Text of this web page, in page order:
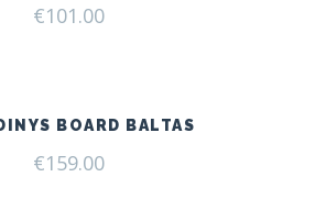
€101.00
BOARD BALTAS
€159.00